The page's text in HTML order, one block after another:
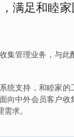
满足和睦
集管理业务，与此
统支持，和睦家
向中外会员客户
求。